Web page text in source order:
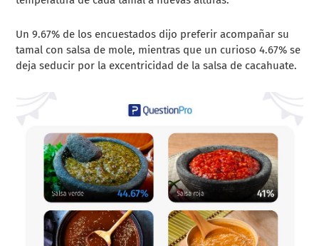
Un 9.67% de los encuestados dijo preferir acompañar su
tamal con salsa de mole, mientras que un curioso 4.67% se
deja seducir por la excentricidad de la salsa de cacahuate.